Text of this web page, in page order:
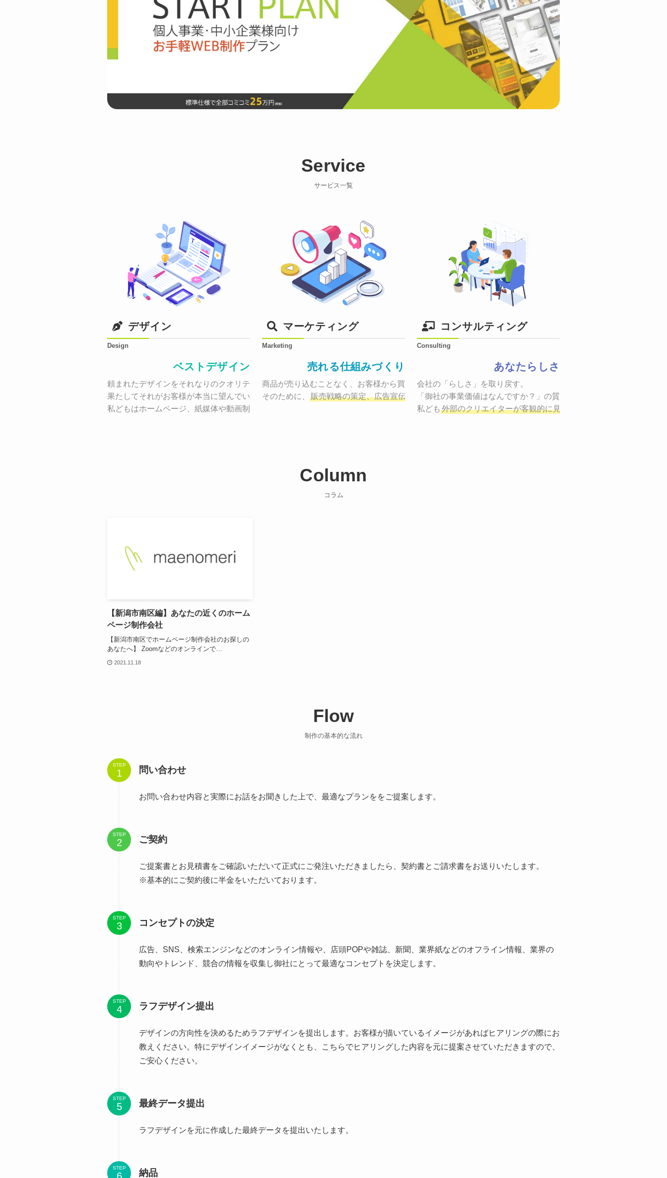
Service
サービス一覧
デザイン
Design
ベストデザイン
頼まれたデザインをそれなりのクオリティーで作り納品する。
果たしてそれがお客様が本当に望んでいた、デザインのゴールでしょうか。
私どもはホームページ、紙媒体や動画制作まで
お客様のサービスを適した場所へ届けるために、適切な方法を企画しご提案いたします。
マーケティング
Marketing
売れる仕組みづくり
商品が売り込むことなく、お客様から買いたくなる状態をつくるために、適した場所へ適切なターゲットに向け
そのために、
販売戦略の策定、広告宣伝に効果検証までの一連のプロセスを考え実行・検証・修正
コンサルティング
Consulting
あなたらしさ
会社の「らしさ」を取り戻す。
「御社の事業価値はなんですか？」の質問に答えることはできるでし
私ども 外部のクリエイターが客観的に見ながら最終的な絵を描き、
Column
コラム
【新潟市南区編】あなたの近くのホーム
ページ制作会社
【新潟市南区でホームページ制作会社のお探しの
あなたへ】 Zoomなどのオンラインで…
2021.11.18
Flow
制作の基本的な流れ
STEP 問い合わせ
お問い合わせ内容と実際にお話をお聞きした上で、最適なプランををご提案します。
STEP ご契約
ご提案書とお見積書をご確認いただいて正式にご発注いただきましたら、契約書とご請求書をお送りいたします。
※基本的にご契約後に半金をいただいております。
STEP コンセプトの決定
広告、SNS、検索エンジンなどのオンライン情報や、店頭POPや雑誌、新聞、業界紙などのオフライン情報、業界の
動向やトレンド、競合の情報を収集し御社にとって最適なコンセプトを決定します。
STEP ラフデザイン提出
デザインの方向性を決めるためラフデザインを提出します。お客様が描いているイメージがあればヒアリングの際にお
教えください。特にデザインイメージがなくとも、こちらでヒアリングした内容を元に提案させていただきますので、
ご安心ください。
STEP 最終データ提出
ラフデザインを元に作成した最終データを提出いたします。
STEP 納品